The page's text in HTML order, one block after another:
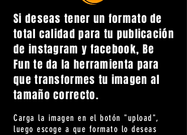
Si deseas tener un formato de
total calidad para tu publicación
de instagram y facebook, Be
Fun te da la herramienta para
que transformes tu imagen al
tamaño correcto.
Carga la imagen en el botón "upload",
luego escoge a que formato lo deseas